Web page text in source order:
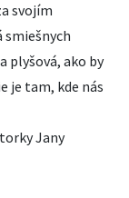
svojím
plyšová, ako by
je tam, kde nás
Jany